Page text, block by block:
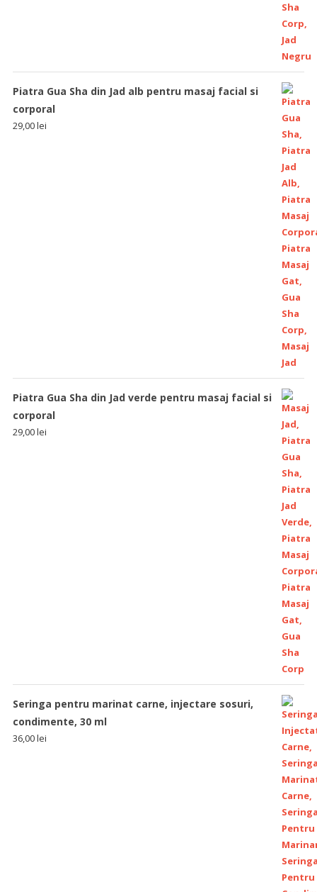
Piatra Gua Sha din Jad alb pentru masaj facial si
corporal
29,00lei
Piatra Gua Sha din Jad verde pentru masaj facial si
corporal
29,00lei
Seringa pentru marinat carne, injectare sosuri,
condimente, 30 ml
36,00lei